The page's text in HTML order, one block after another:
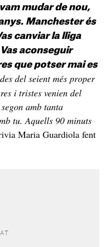
mudar de nou,
Manchester és
canviar la lliga
aconseguir
que potser mai es
del seient més proper
i tristes venien del
amb tanta
tu. Aquells 90 minuts
Maria Guardiola fent